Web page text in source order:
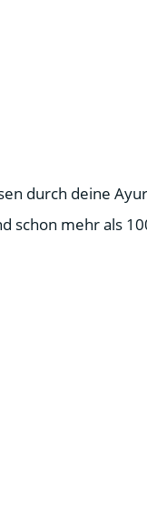
durch deine
schon mehr als